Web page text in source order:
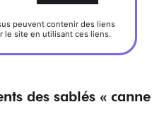
peuvent contenir des liens
le site en utilisant ces liens.
des sablés « canne